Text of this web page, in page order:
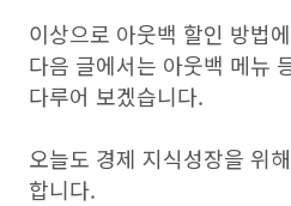
이상으로 아웃백 할인 방법
다음 글에서는 아웃백 메뉴
다루어 보겠습니다.
오늘도 경제 지식성장을 위
합니다.